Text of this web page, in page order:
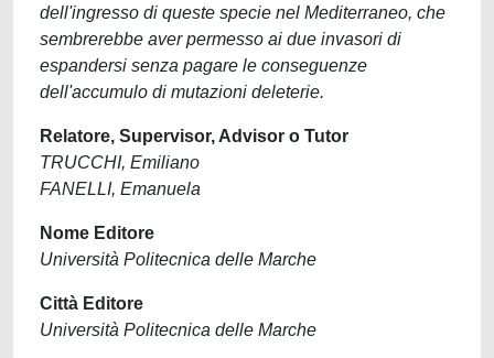
dell'ingresso di queste specie nel Mediterraneo, che
sembrerebbe aver permesso ai due invasori di
espandersi senza pagare le conseguenze
dell'accumulo di mutazioni deleterie.
Relatore, Supervisor, Advisor o Tutor
TRUCCHI, Emiliano
FANELLI, Emanuela
Nome Editore
Università Politecnica delle Marche
Città Editore
Università Politecnica delle Marche